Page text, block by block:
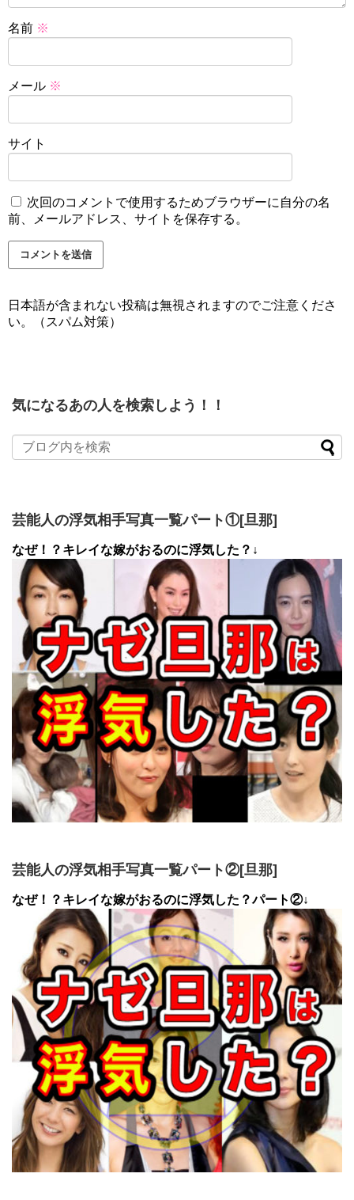
名前 ※
メール ※
サイト
次回のコメントで使用するためブラウザーに自分の名
前、メールアドレス、サイトを保存する。
日本語が含まれない投稿は無視されますのでご注意くださ
い。（スパム対策）
気になるあの人を検索しよう！！
芸能人の浮気相手写真一覧パート①[旦那]
なぜ！？キレイな嫁がおるのに浮気した？↓
芸能人の浮気相手写真一覧パート②[旦那]
なぜ！？キレイな嫁がおるのに浮気した？パート②↓